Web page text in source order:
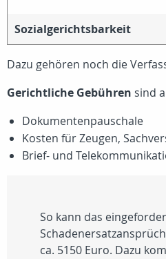
Sozialgerichtsbarkeit
Dazu gehören noch die
Gerichtliche Gebühren sind
Dokumentenpauschale
Kosten für Zeugen,
Brief- und
So kann das
ca. 5150 Euro. Dazu